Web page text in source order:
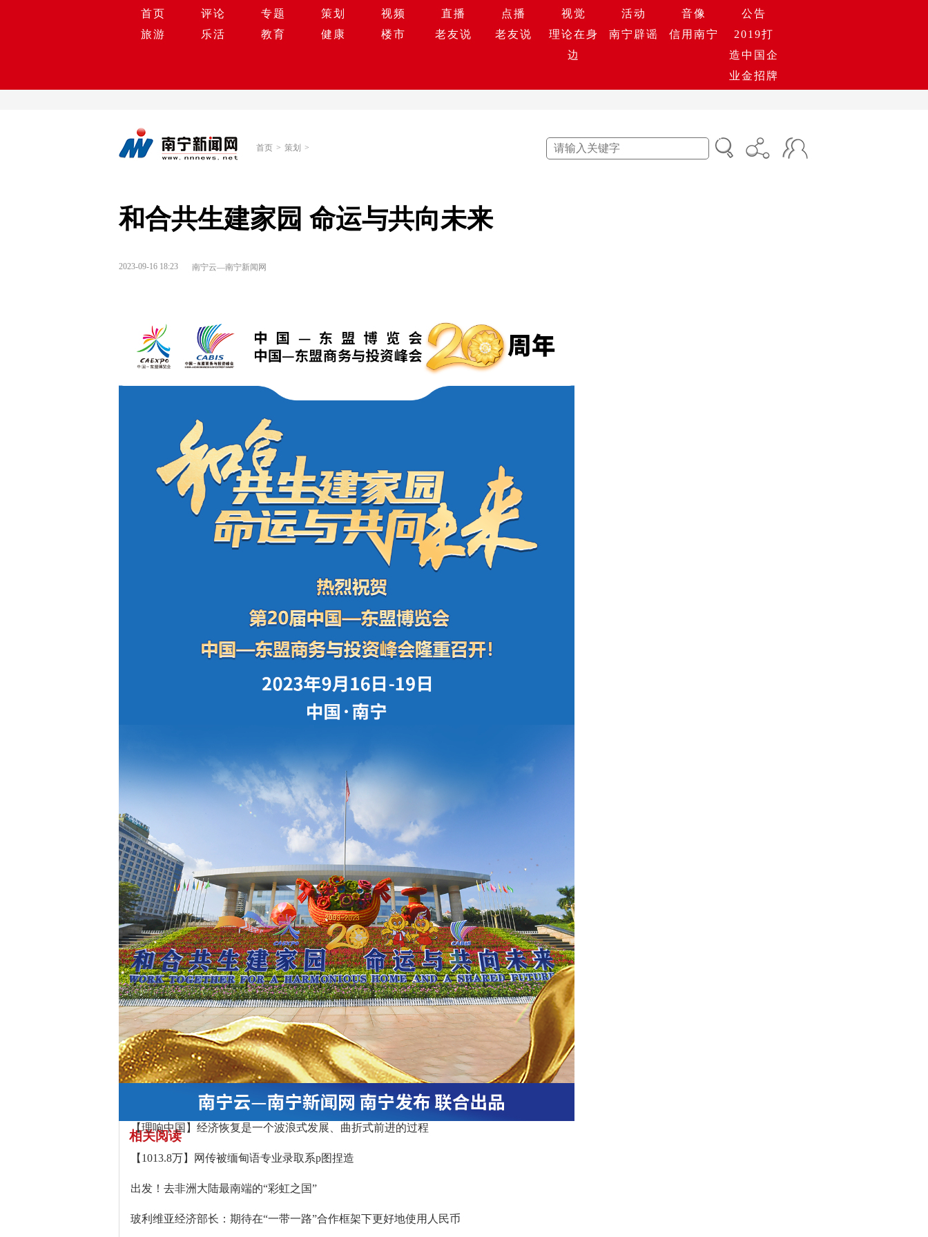
首页 评论 专题 策划 视频 直播 点播 视觉 活动 音像
公告
旅游
乐活 教育 健康 楼市 老友说 老友说
理论在身
边
南宁辟谣 信用南宁
2019打
造中国企
业金招牌
首页 > 策划 >
和合共生建家园 命运与共向未来
2023-09-16 18:23 南宁云—南宁新闻网
相关阅读
【理响中国】经济恢复是一个波浪式发展、曲折式前进的过程
【1013.8万】网传被缅甸语专业录取系p图捏造
出发！去非洲大陆最南端的“彩虹之国”
玻利维亚经济部长：期待在“一带一路”合作框架下更好地使用人民币